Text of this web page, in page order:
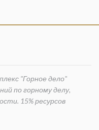
"Горное дело"
по горному делу,
15% ресурсов